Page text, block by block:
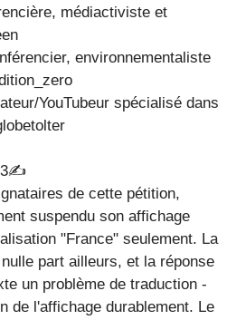
médiactiviste et
environnementaliste
YouTubeur spécialisé dans
de cette pétition,
suspendu son affichage
"France" seulement. La
part ailleurs, et la réponse
un problème de traduction -
de l'affichage durablement. Le